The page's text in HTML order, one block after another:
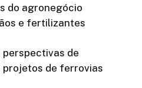
do agronegócio
e fertilizantes
de
projetos de ferrovias